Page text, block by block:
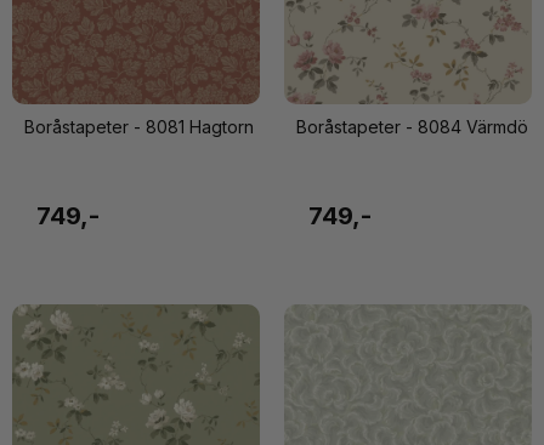
Boråstapeter - 8081 Hagtorn
749,-
Boråstapeter - 8084 Värmdö
749,-